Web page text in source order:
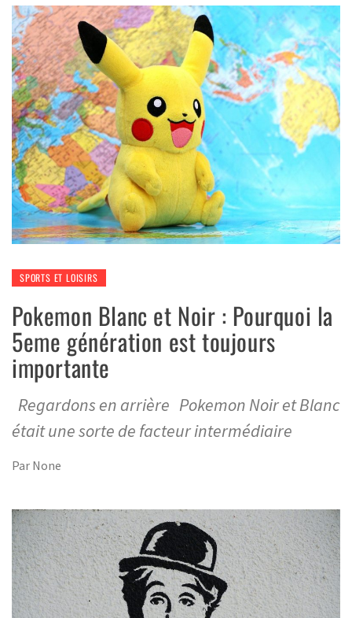
SPORTS ET LOISIRS
Pokemon Blanc et Noir : Pourquoi la
5eme génération est toujours
importante
Regardons en arrière Pokemon Noir et Blanc
était une sorte de facteur intermédiaire
Par None